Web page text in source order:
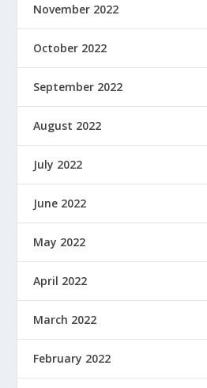
November 2022
October 2022
September 2022
August 2022
July 2022
June 2022
May 2022
April 2022
March 2022
February 2022